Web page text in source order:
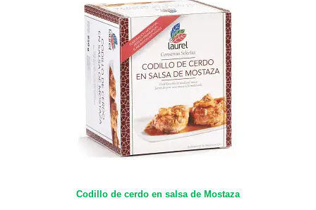
Codillo de cerdo en salsa de Mostaza